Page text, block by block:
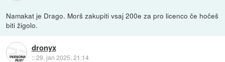
Namakat je Drago. Morš zakupiti vsaj 200e za pro licenco če hočeš
biti žigolo.
dronyx
::29. jan 2025, 21:14